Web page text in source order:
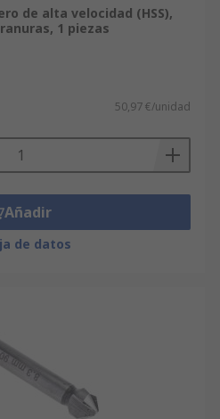
de alta velocidad (HSS),
1 piezas
50,97 €/unidad
Añadir
de datos